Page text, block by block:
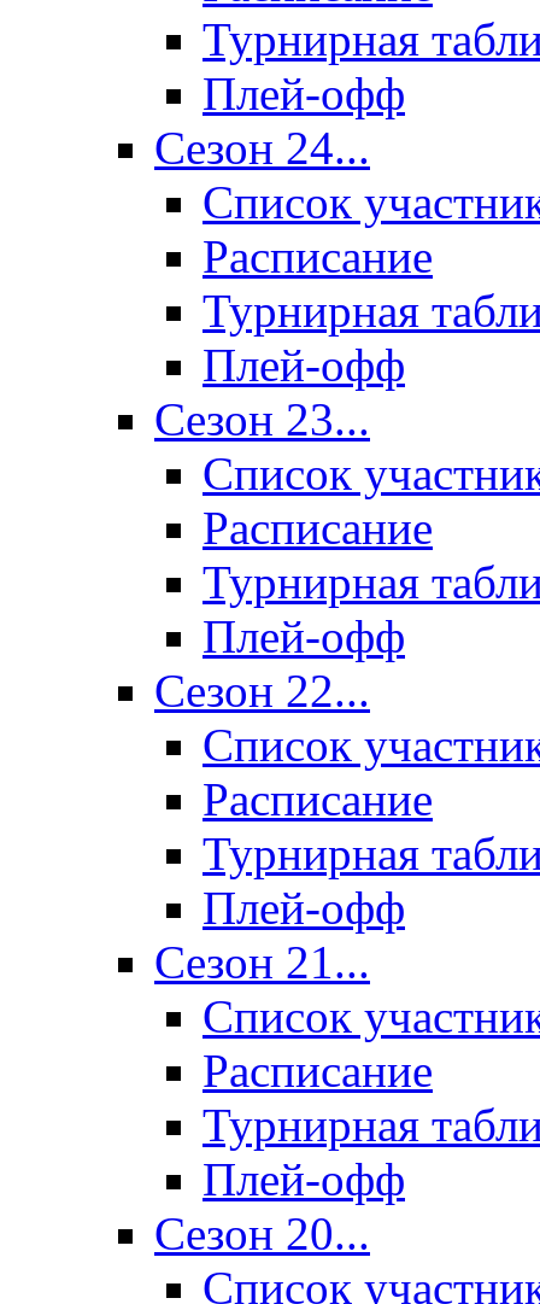
Турнирная
Плей-офф
Сезон 24...
Список
Расписание
Турнирная
Плей-офф
Сезон 23...
Список
Расписание
Турнирная
Плей-офф
Сезон 22...
Список
Расписание
Турнирная
Плей-офф
Сезон 21...
Список
Расписание
Турнирная
Плей-офф
Сезон 20...
Список